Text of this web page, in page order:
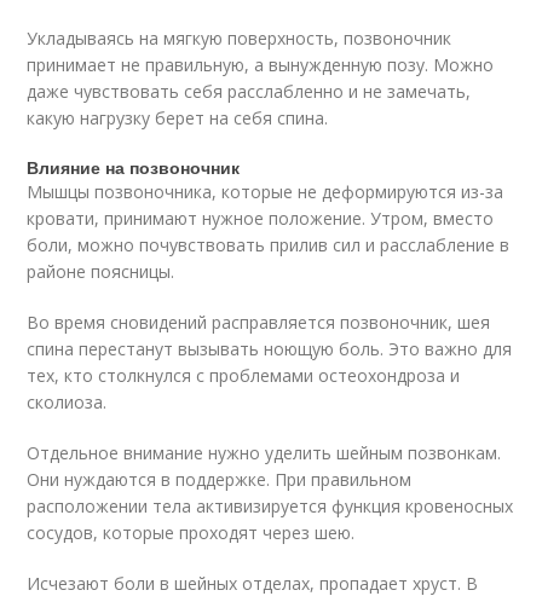
Укладываясь на мягкую поверхность, позвоночник
принимает не правильную, а вынужденную позу. Можно
даже чувствовать себя расслабленно и не замечать,
какую нагрузку берет на себя спина.
Влияние на позвоночник
Мышцы позвоночника, которые не деформируются из-за
кровати, принимают нужное положение. Утром, вместо
боли, можно почувствовать прилив сил и расслабление в
районе поясницы.
Во время сновидений расправляется позвоночник, шея
спина перестанут вызывать ноющую боль. Это важно для
тех, кто столкнулся с проблемами остеохондроза и
сколиоза.
Отдельное внимание нужно уделить шейным позвонкам.
Они нуждаются в поддержке. При правильном
расположении тела активизируется функция кровеносных
сосудов, которые проходят через шею.
Исчезают боли в шейных отделах, пропадает хруст. В